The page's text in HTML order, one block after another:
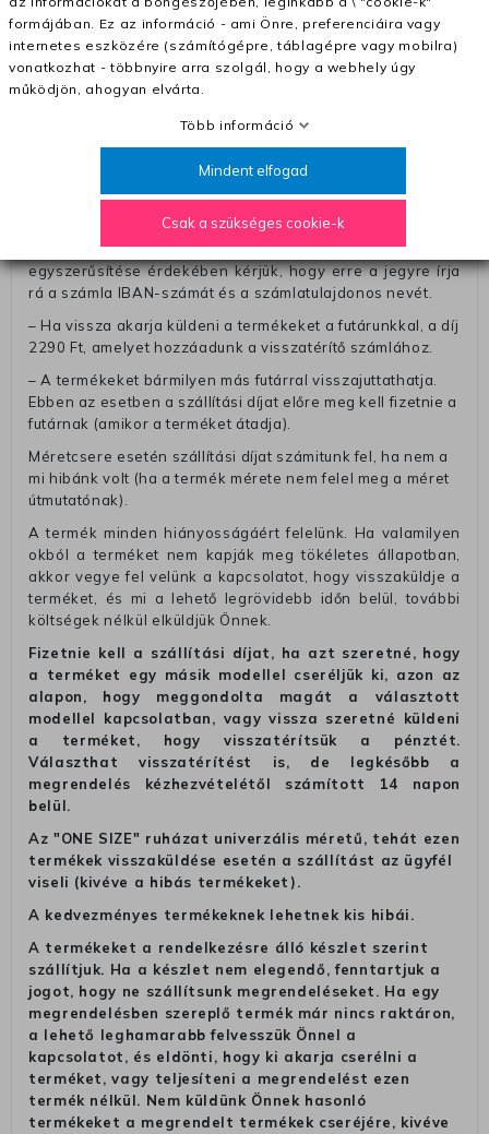
– A kapott termék cseréjéért 3780 Ft szállítási díjat
számolunk fel (oda -vissza út)
Pénzvisszatérítés:
A pénz visszatérítéséhez küldjük a futárt, hogy vegye át
elküldheti. Olyan utávéttel küldött csomagot, melyne
értéke eltér 0 FT-tól, nem fogadunk el. A futárnak átadott
csomagba kérjük, hogy a visszaküldés könnyebb
azonosítása érdekében tegyen egy megjegyzést, amelyre
felírja telefonszámát/rendelési számát. Az eljárás
egyszerűsítése érdekében kérjük, hogy erre a jegyre írja
rá a számla IBAN-számát és a számlatulajdonos nevét.
– Ha vissza akarja küldeni a termékeket a futárunkkal, a díj
2290 Ft, amelyet hozzáadunk a visszatérítő számlához.
– A termékeket bármilyen más futárral visszajuttathatja.
Ebben az esetben a szállítási díjat előre meg kell fizetnie a
futárnak (amikor a terméket átadja).
Méretcsere esetén szállítási díjat számitunk fel, ha nem a
mi hibánk volt (ha a termék mérete nem felel meg a méret
útmutatónak).
A termék minden hiányosságáért felelünk. Ha valamilyen
okból a terméket nem kapják meg tökéletes állapotban,
akkor vegye fel velünk a kapcsolatot, hogy visszaküldje a
terméket, és mi a lehető legrövidebb időn belül, további
költségek nélkül elküldjük Önnek.
Fizetnie kell a szállítási díjat, ha azt szeretné, hogy
a terméket egy másik modellel cseréljük ki, azon az
alapon, hogy meggondolta magát a választott
modellel kapcsolatban, vagy vissza szeretné küldeni
a terméket, hogy visszatérítsük a pénztét.
Választhat visszatérítést is, de legkésőbb a
megrendelés kézhezvételétől számított 14 napon
belül.
Az "ONE SIZE" ruházat univerzális méretű, tehát ezen
termékek visszaküldése esetén a szállítást az ügyfél
viseli (kivéve a hibás termékeket).
A kedvezményes termékeknek lehetnek kis hibái.
A termékeket a rendelkezésre álló készlet szerint
szállítjuk. Ha a készlet nem elegendő, fenntartjuk a
jogot, hogy ne szállítsunk megrendeléseket. Ha egy
megrendelésben szereplő termék már nincs raktáron,
a lehető leghamarabb felvesszük Önnel a
kapcsolatot, és eldönti, hogy ki akarja cserélni a
terméket, vagy teljesíteni a megrendelést ezen
termék nélkül. Nem küldünk Önnek hasonló
termékeket a megrendelt termékek cseréjére, kivéve
formájában. Ez az információ - ami Önre, preferenciáira vagy
internetes eszközére (számítógépre, táblagépre vagy mobilra)
vonatkozhat - többnyire arra szolgál, hogy a webhely úgy
működjön, ahogyan elvárta.
Több információ
Mindent elfogad
Csak a szükséges cookie-k